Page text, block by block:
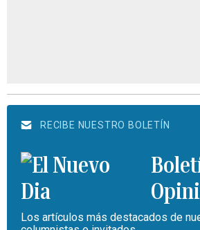
RECIBE NUESTRO BOLETÍN
Los artículos más destacados de